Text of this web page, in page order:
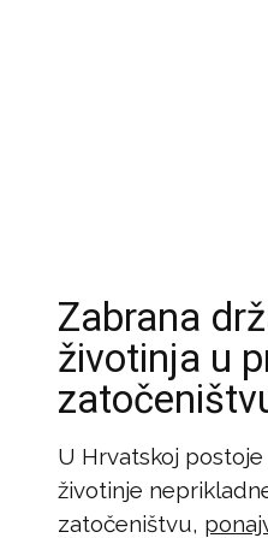
Zabrana
životinja u
U Hrvatskoj
životinje
zatočeništvu,